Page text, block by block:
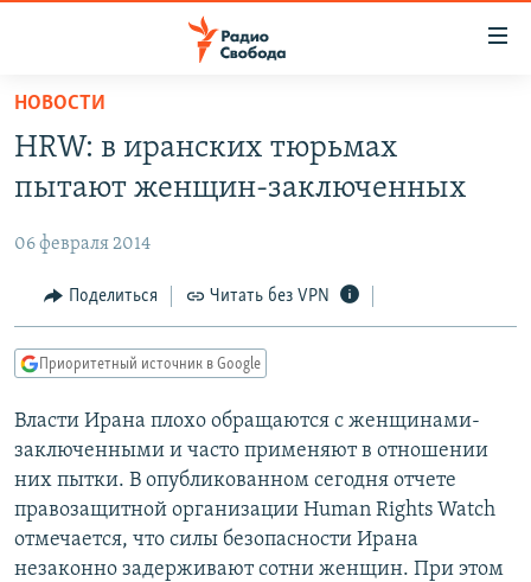
упрощенного
доступа
основному
Вернутся
главной
навигации
Вернутся
поиску
ЦИТАТЫ СВОБОДЫ
МНЕНИЯ
IDEL.РЕАЛИИ
КАВКАЗ.РЕАЛИИ
СЕВЕР.РЕАЛИИ
СИБИРЬ.РЕАЛИИ
РАСПИСАНИЕ ВЕЩАНИЯ
НОВОСТИ
HRW: в иранских тюрьмах
пытают женщин-заключенных
06 февраля 2014
Поделиться Читать без VPN
Приоритетный источник в Google
Власти Ирана плохо обращаются с женщинами-
заключенными и часто применяют в отношении
них пытки. В опубликованном сегодня отчете
правозащитной организации Human Rights Watch
отмечается, что силы безопасности Ирана
незаконно задерживают сотни женщин. При этом